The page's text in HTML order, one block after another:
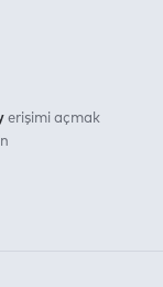
erişimi açmak